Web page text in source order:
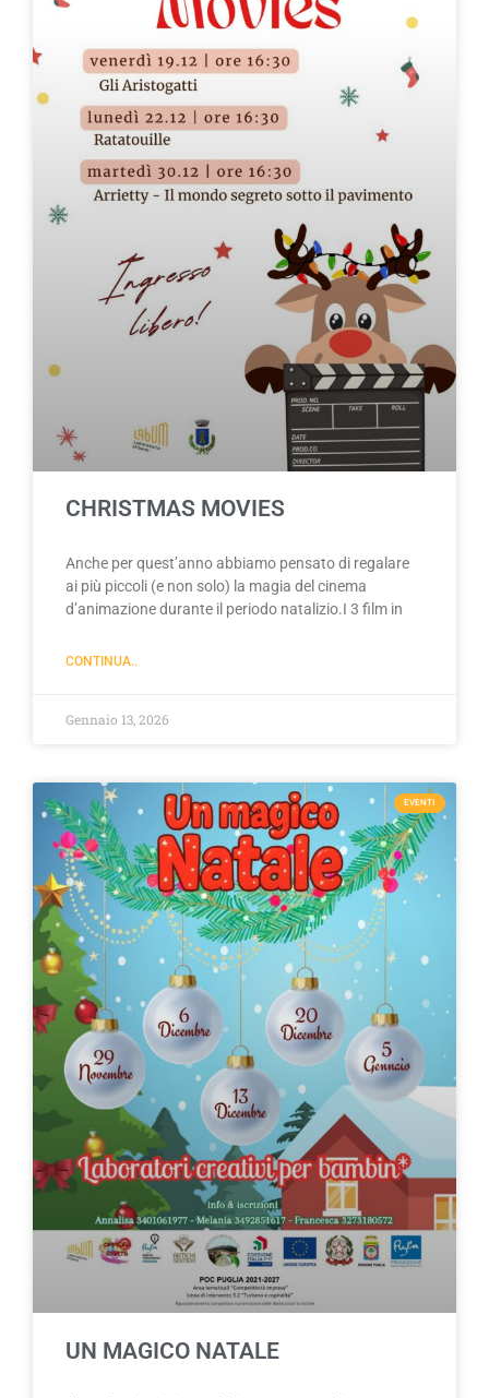
CHRISTMAS MOVIES
Anche per quest’anno abbiamo pensato di regalare
ai più piccoli (e non solo) la magia del cinema
d’animazione durante il periodo natalizio.I 3 film in
CONTINUA..
Gennaio 13, 2026
EVENTI
UN MAGICO NATALE